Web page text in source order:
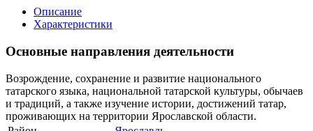
Описание
Характеристики
Основные направления деятельности
Возрождение, сохранение и развитие национального
татарского языка, национальной татарской культуры, обычаев
и традиций, а также изучение истории, достижений татар,
проживающих на территории Ярославской области.